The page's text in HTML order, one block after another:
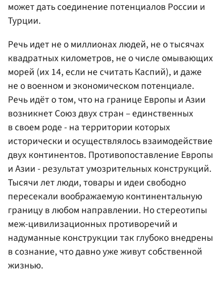
может дать соединение потенциалов России и
Турции.
Речь идет не о миллионах людей, не о тысячах
квадратных километров, не о числе омывающих
морей (их 14, если не считать Каспий), и даже
не о военном и экономическом потенциале.
Речь идёт о том, что на границе Европы и Азии
возникнет Союз двух стран – единственных
в своем роде - на территории которых
исторически и осуществлялось взаимодействие
двух континентов. Противопоставление Европы
и Азии - результат умозрительных конструкций.
Тысячи лет люди, товары и идеи свободно
пересекали воображаемую континентальную
границу в любом направлении. Но стереотипы
меж-цивилизационных противоречий и
надуманные конструкции так глубоко внедрены
в сознание, что давно уже живут собственной
жизнью.